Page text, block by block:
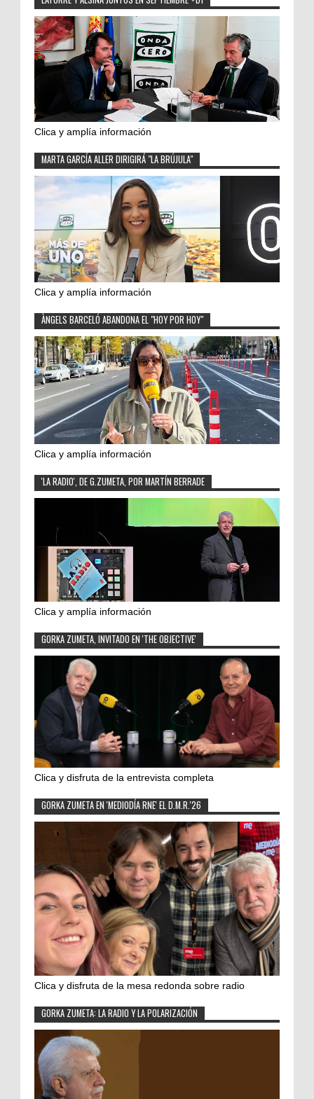
Clica y amplía información
MARTA GARCÍA ALLER DIRIGIRÁ "LA BRÚJULA"
Clica y amplía información
ÀNGELS BARCELÓ ABANDONA EL "HOY POR HOY"
Clica y amplía información
'LA RADIO', DE G.ZUMETA, POR MARTÍN BERRADE
Clica y amplía información
GORKA ZUMETA, INVITADO EN 'THE OBJECTIVE'
Clica y disfruta de la entrevista completa
GORKA ZUMETA EN 'MEDIODÍA RNE' EL D.M.R.'26
Clica y disfruta de la mesa redonda sobre radio
GORKA ZUMETA: LA RADIO Y LA POLARIZACIÓN